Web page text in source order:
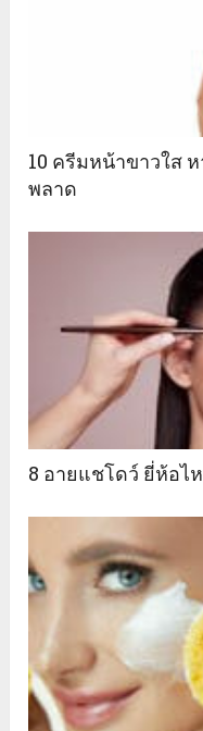
10 ครีมหน้าขาวใส
พลาด
8 อายแชโดว์ ยี่ห้อไ